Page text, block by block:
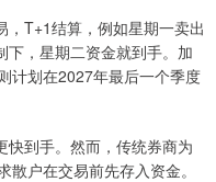
T+1结算，例如星期一卖出
下，星期二资金就到手。加
计划在2027年最后一个季度
快到手。然而，传统券商为
户在交易前先存入资金。